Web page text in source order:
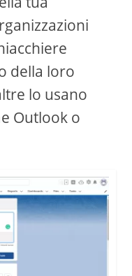
della loro
lo usano
Outlook o